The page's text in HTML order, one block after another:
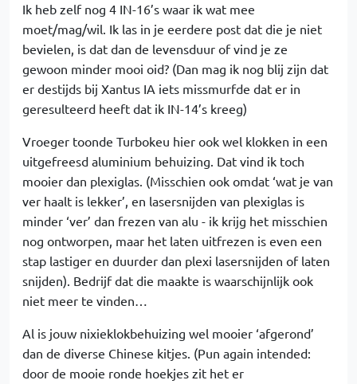
Ik heb zelf nog 4 IN-16’s waar ik wat mee
moet/mag/wil. Ik las in je eerdere post dat die je niet
bevielen, is dat dan de levensduur of vind je ze
gewoon minder mooi oid? (Dan mag ik nog blij zijn dat
er destijds bij Xantus IA iets missmurfde dat er in
geresulteerd heeft dat ik IN-14’s kreeg)
Vroeger toonde Turbokeu hier ook wel klokken in een
uitgefreesd aluminium behuizing. Dat vind ik toch
mooier dan plexiglas. (Misschien ook omdat ‘wat je van
ver haalt is lekker’, en lasersnijden van plexiglas is
minder ‘ver’ dan frezen van alu - ik krijg het misschien
nog ontworpen, maar het laten uitfrezen is even een
stap lastiger en duurder dan plexi lasersnijden of laten
snijden). Bedrijf dat die maakte is waarschijnlijk ook
niet meer te vinden…
Al is jouw nixieklokbehuizing wel mooier ‘afgerond’
dan de diverse Chinese kitjes. (Pun again intended:
door de mooie ronde hoekjes zit het er